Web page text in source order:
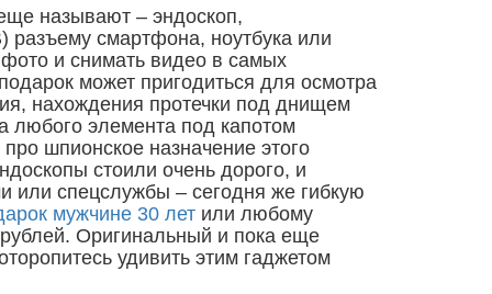
называют – эндоскоп,
разъему смартфона, ноутбука или
и снимать видео в самых
может пригодиться для осмотра
нахождения протечки под днищем
любого элемента под капотом
шпионское назначение этого
стоили очень дорого, и
или спецслужбы – сегодня же гибкую
мужчине 30 лет или любому
Оригинальный и пока еще
удивить этим гаджетом